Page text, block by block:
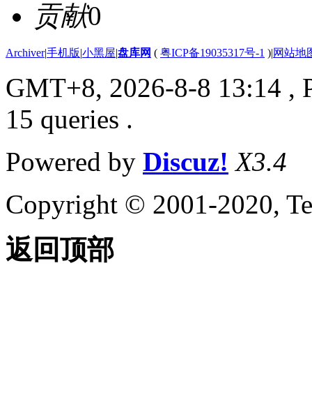
贡献0
Archiver|手机版|小黑屋|盘库网 ( 粤ICP备19035317号-1 )|网站地
GMT+8, 2026-8-8 13:14 ,
15 queries .
Powered by Discuz! X3.4
Copyright © 2001-2020,
返回顶部